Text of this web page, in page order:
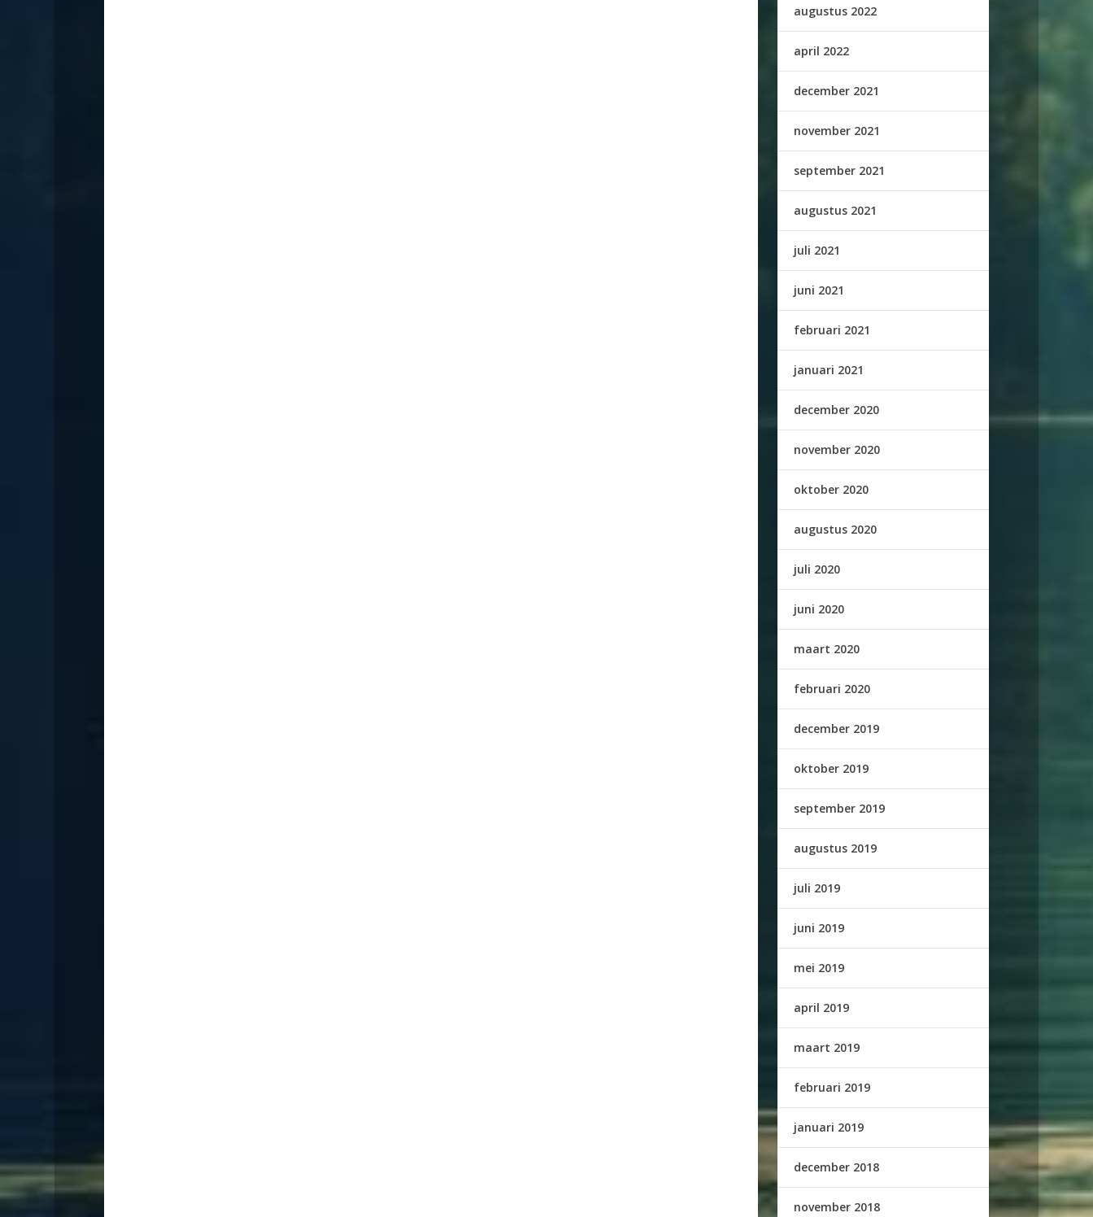
augustus 2022
april 2022
december 2021
november 2021
september 2021
augustus 2021
juli 2021
juni 2021
februari 2021
januari 2021
december 2020
november 2020
oktober 2020
augustus 2020
juli 2020
juni 2020
maart 2020
februari 2020
december 2019
oktober 2019
september 2019
augustus 2019
juli 2019
juni 2019
mei 2019
april 2019
maart 2019
februari 2019
januari 2019
december 2018
november 2018